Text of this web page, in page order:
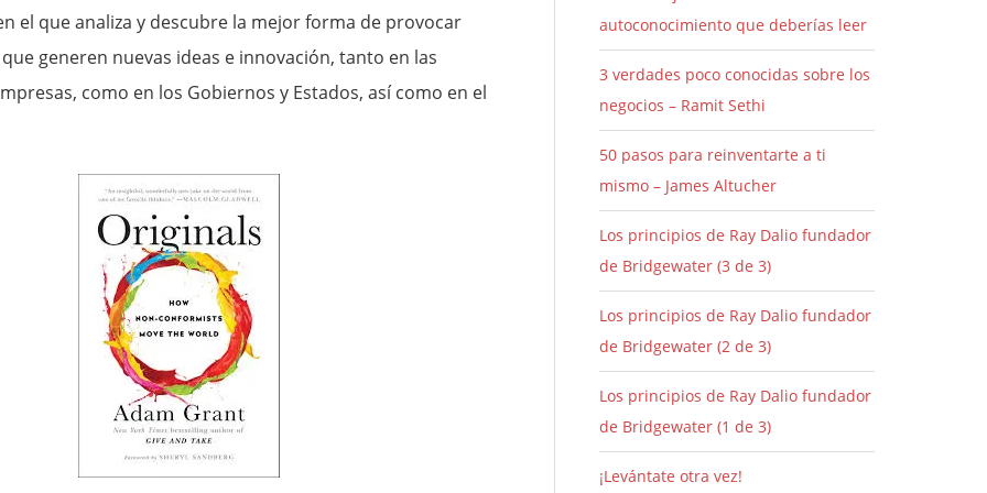
el que analiza y descubre la mejor forma de provocar
generen nuevas ideas e innovación, tanto en las
como en los Gobiernos y Estados, así como en el
autoconocimiento que deberías leer
3 verdades poco conocidas sobre los
negocios – Ramit Sethi
50 pasos para reinventarte a ti
mismo – James Altucher
Los principios de Ray Dalio fundador
de Bridgewater (3 de 3)
Los principios de Ray Dalio fundador
de Bridgewater (2 de 3)
Los principios de Ray Dalio fundador
de Bridgewater (1 de 3)
¡Levántate otra vez!